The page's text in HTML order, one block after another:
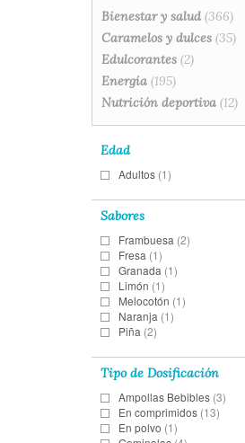
Bienestar y salud (366)
Caramelos y dulces (35)
Edulcorantes (2)
Energía (195)
Nutrición deportiva (12)
Edad
Adultos (1)
Sabores
Frambuesa (2)
Fresa (1)
Granada (1)
Limón (1)
Melocotón (1)
Naranja (1)
Piña (2)
Tipo de Dosificación
Ampollas Bebibles (3)
En comprimidos (13)
En polvo (1)